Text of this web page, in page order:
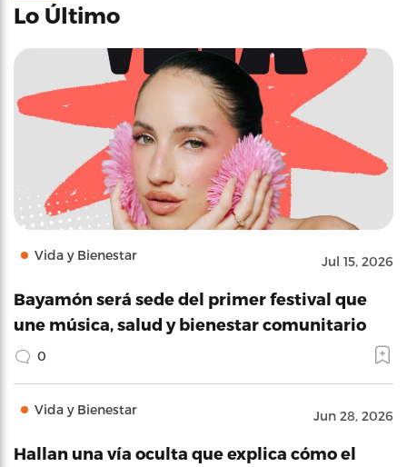
Lo Último
Vida y Bienestar Jul 15, 2026
Bayamón será sede del primer festival que
une música, salud y bienestar comunitario
0
Vida y Bienestar Jun 28, 2026
Hallan una vía oculta que explica cómo el